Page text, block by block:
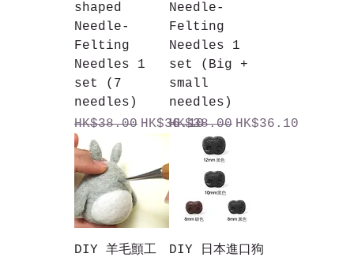
shaped
Needle-
Felting
Needles 1
set (7
needles)
一般價格
HK$38.00 促銷價格
HK$36.10
Needle-
Felting
Needles 1
set (Big +
small
needles)
一般價格
HK$38.00 促銷價格
HK$36.10
DIY 羊毛顫工
DIY 日本進口狗